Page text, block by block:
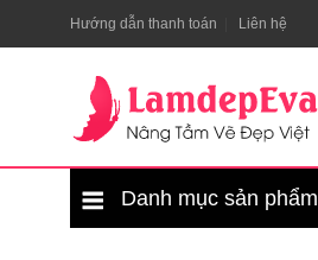
Hướng dẫn thanh toán Liên hệ
Danh mục sản phẩm